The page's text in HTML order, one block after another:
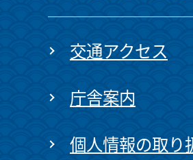
交通アクセス
庁舎案内
個人情報の取り